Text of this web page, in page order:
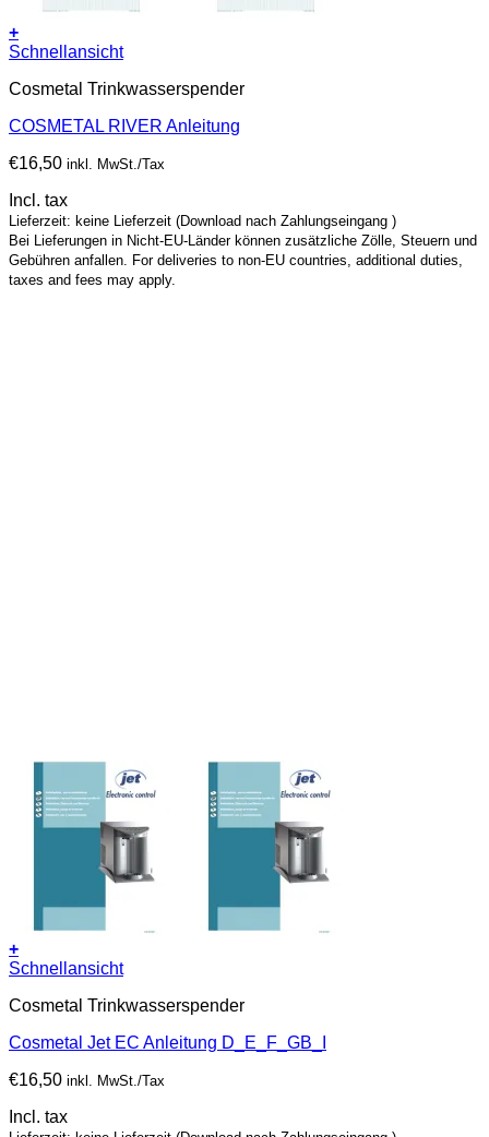
+
Schnellansicht
Cosmetal Trinkwasserspender
COSMETAL RIVER Anleitung
€16,50 inkl. MwSt./Tax
Incl. tax
Lieferzeit: keine Lieferzeit (Download nach Zahlungseingang )
Bei Lieferungen in Nicht-EU-Länder können zusätzliche Zölle, Steuern und
Gebühren anfallen. For deliveries to non-EU countries, additional duties,
taxes and fees may apply.
+
Schnellansicht
Cosmetal Trinkwasserspender
Cosmetal Jet EC Anleitung D_E_F_GB_I
€16,50 inkl. MwSt./Tax
Incl. tax